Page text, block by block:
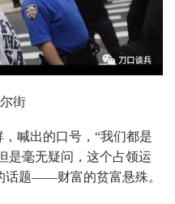
街
喊出的口号，“我们都是
是毫无疑问，这个占领运
话题——财富的贫富悬殊。